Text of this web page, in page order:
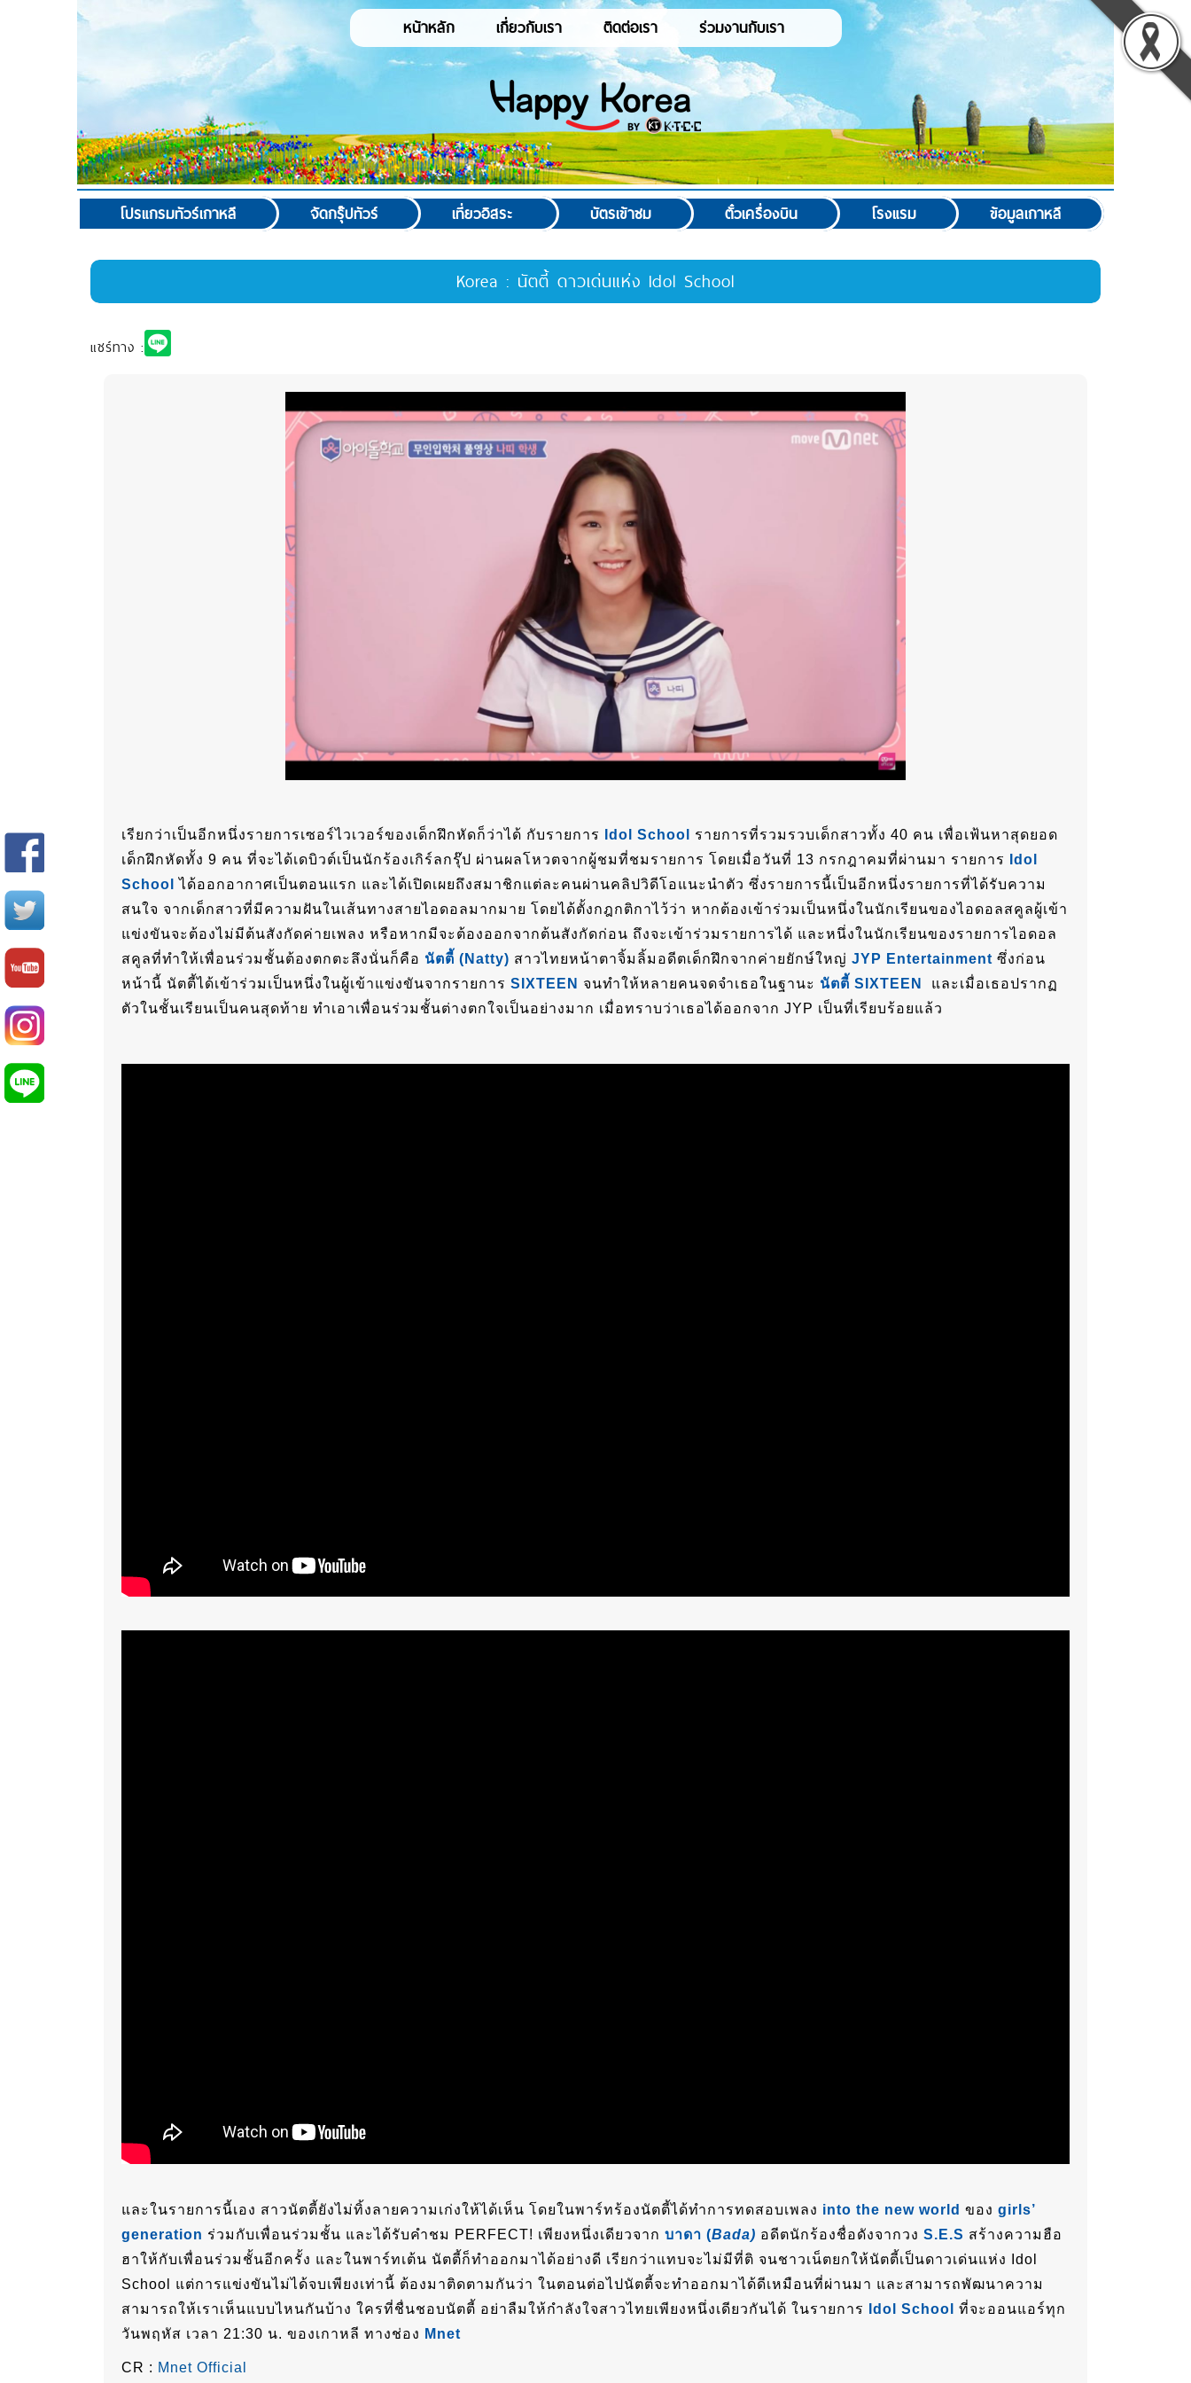
หน้าหลัก เกี่ยวกับเรา ติดต่อเรา ร่วมงานกับเรา
โปรแกรมทัวร์เกาหลี จัดกรุ๊ปทัวร์ เที่ยวอิสระ บัตรเข้าชม ตั๋วเครื่องบิน โรงแรม ข้อมูลเกาหลี
Korea : นัตตี้ ดาวเด่นแห่ง Idol School
แชร์ทาง :
เรียกว่าเป็นอีกหนึ่งรายการเซอร์ไวเวอร์ของเด็กฝึกหัดก็ว่าได้ กับรายการ Idol School
รายการที่รวมรวบเด็กสาวทั้ง 40 คน เพื่อเฟ้นหาสุดยอด
เด็กฝึกหัดทั้ง 9 คน ที่จะได้เดบิวต์เป็นนักร้องเกิร์ลกรุ๊ป ผ่านผลโหวตจากผู้ชมที่ชมรายการ โดยเมื่อวันที่ 13 กรกฎาคมที่ผ่านมา รายการ
Idol
School ได้ออกอากาศเป็นตอนแรก และได้เปิดเผยถึงสมาชิกแต่ละคนผ่านคลิปวิดีโอแนะนำตัว ซึ่งรายการนี้เป็นอีกหนึ่งรายการที่ได้รับความ
สนใจ จากเด็กสาวที่มีความฝันในเส้นทางสายไอดอลมากมาย โดยได้ตั้งกฎกติกาไว้ว่า หากต้องเข้าร่วมเป็นหนึ่งในนักเรียนของไอดอลสคูลผู้เข้า
แข่งขันจะต้องไม่มีต้นสังกัดค่ายเพลง หรือหากมีจะต้องออกจากต้นสังกัดก่อน ถึงจะเข้าร่วมรายการได้ และหนึ่งในนักเรียนของรายการไอดอล
สคูลที่ทำให้เพื่อนร่วมชั้นต้องตกตะลึงนั่นก็คือ นัตตี้ (Natty) สาวไทยหน้าตาจิ้มลิ้มอดีตเด็กฝึกจากค่ายยักษ์ใหญ่ JYP Entertainment ซึ่งก่อน
หน้านี้ นัตตี้ได้เข้าร่วมเป็นหนึ่งในผู้เข้าแข่งขันจากรายการ SIXTEEN จนทำให้หลายคนจดจำเธอในฐานะ นัตตี้ SIXTEEN
และเมื่อเธอปรากฏ
ตัวในชั้นเรียนเป็นคนสุดท้าย ทำเอาเพื่อนร่วมชั้นต่างตกใจเป็นอย่างมาก เมื่อทราบว่าเธอได้ออกจาก JYP เป็นที่เรียบร้อยแล้ว
และในรายการนี้เอง สาวนัตตี้ยังไม่ทิ้งลายความเก่งให้ได้เห็น โดยในพาร์ทร้องนัตตี้ได้ทำการทดสอบเพลง into the new world ของ girls’
generation ร่วมกับเพื่อนร่วมชั้น และได้รับคำชม PERFECT! เพียงหนึ่งเดียวจาก บาดา (Bada) อดีตนักร้องชื่อดังจากวง S.E.S สร้างความฮือ
ฮาให้กับเพื่อนร่วมชั้นอีกครั้ง และในพาร์ทเต้น นัตตี้ก็ทำออกมาได้อย่างดี เรียกว่าแทบจะไม่มีที่ติ จนชาวเน็ตยกให้นัตตี้เป็นดาวเด่นแห่ง Idol
School แต่การแข่งขันไม่ได้จบเพียงเท่านี้ ต้องมาติดตามกันว่า ในตอนต่อไปนัตตี้จะทำออกมาได้ดีเหมือนที่ผ่านมา และสามารถพัฒนาความ
สามารถให้เราเห็นแบบไหนกันบ้าง ใครที่ชื่นชอบนัตตี้ อย่าลืมให้กำลังใจสาวไทยเพียงหนึ่งเดียวกันได้ ในรายการ
Idol School
ที่จะออนแอร์ทุก
วันพฤหัส เวลา 21:30 น. ของเกาหลี ทางช่อง Mnet
CR : Mnet Official